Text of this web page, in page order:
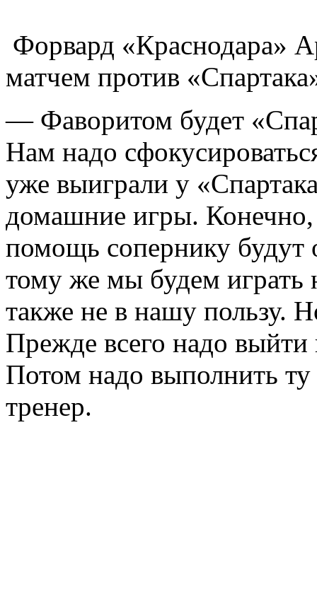
Форвард «Краснодара»
матчем против
— Фаворитом будет
Нам надо
уже выиграли у
домашние игры.
помощь сопернику будут
тому же мы будем играть
также не в нашу пользу.
Прежде всего надо
Потом надо выполнить ту
тренер.